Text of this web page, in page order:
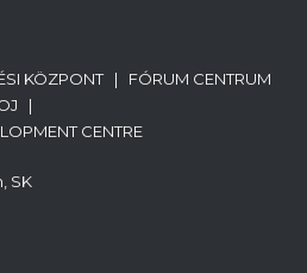
KÖZPONT | FÓRUM CENTRUM
|
CENTRE
SK